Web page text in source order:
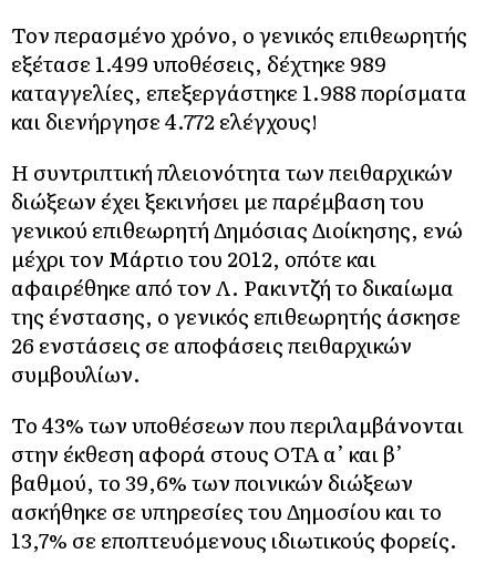
Τον περασμένο χρόνο, ο γενικός επιθεωρητής
εξέτασε 1.499 υποθέσεις, δέχτηκε 989
καταγγελίες, επεξεργάστηκε 1.988 πορίσματα
και διενήργησε 4.772 ελέγχους!
Η συντριπτική πλειονότητα των πειθαρχικών
διώξεων έχει ξεκινήσει με παρέμβαση του
γενικού επιθεωρητή Δημόσιας Διοίκησης, ενώ
μέχρι τον Μάρτιο του 2012, οπότε και
αφαιρέθηκε από τον Λ. Ρακιντζή το δικαίωμα
της ένστασης, ο γενικός επιθεωρητής άσκησε
26 ενστάσεις σε αποφάσεις πειθαρχικών
συμβουλίων.
Το 43% των υποθέσεων που περιλαμβάνονται
στην έκθεση αφορά στους OΤΑ α’ και β’
βαθμού, το 39,6% των ποινικών διώξεων
ασκήθηκε σε υπηρεσίες του Δημοσίου και το
13,7% σε εποπτευόμενους ιδιωτικούς φορείς.